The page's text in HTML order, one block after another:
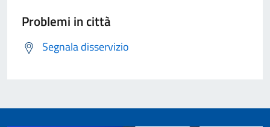
Problemi in città
Segnala disservizio